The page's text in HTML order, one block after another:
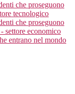
che proseguono
tecnologico
che proseguono
settore economico
entrano nel mondo